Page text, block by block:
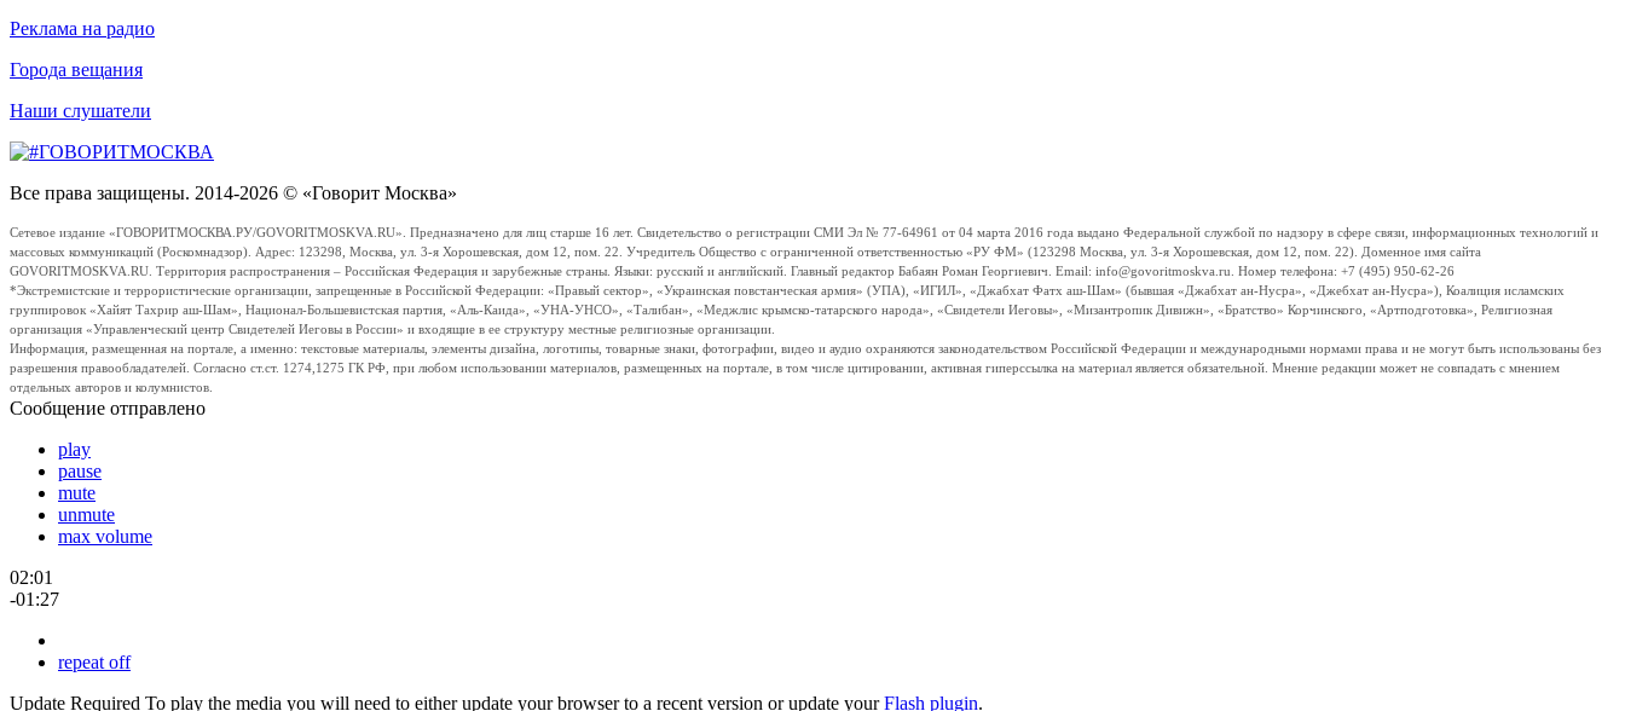
Реклама на радио
Города вещания
Наши слушатели
Все права защищены. 2014-2026 © «Говорит Москва»
Сетевое издание «ГОВОРИТМОСКВА.РУ/GOVORITMOSKVA.RU». Предназначено для лиц старше 16 лет. Свидетельство о регистрации СМИ Эл № 77-64961 от 04 марта 2016 года выдано Федеральной службой по надзору в сфере связи, информационных технологий и
массовых коммуникаций (Роскомнадзор). Адрес: 123298, Москва, ул. 3-я Хорошевская, дом 12, пом. 22. Учредитель Общество с ограниченной ответственностью «РУ ФМ» (123298 Москва, ул. 3-я Хорошевская, дом 12, пом. 22). Доменное имя сайта
GOVORITMOSKVA.RU. Территория распространения – Российская Федерация и зарубежные страны. Языки: русский и английский. Главный редактор Бабаян Роман Георгиевич. Email: info@govoritmoskva.ru. Номер телефона: +7 (495) 950-62-26
*Экстремистские и террористические организации, запрещенные в Российской Федерации: «Правый сектор», «Украинская повстанческая армия» (УПА), «ИГИЛ», «Джабхат Фатх аш-Шам» (бывшая «Джабхат ан-Нусра», «Джебхат ан-Нусра»), Коалиция исламских
группировок «Хайят Тахрир аш-Шам», Национал-Большевистская партия, «Аль-Каида», «УНА-УНСО», «Талибан», «Меджлис крымско-татарского народа», «Свидетели Иеговы», «Мизантропик Дивижн», «Братство» Корчинского, «Артподготовка», Религиозная
организация «Управленческий центр Свидетелей Иеговы в России» и входящие в ее структуру местные религиозные организации.
Информация, размещенная на портале, а именно: текстовые материалы, элементы дизайна, логотипы, товарные знаки, фотографии, видео и аудио охраняются законодательством Российской Федерации и международными нормами права и не могут быть использованы без
разрешения правообладателей. Согласно ст.ст. 1274,1275 ГК РФ, при любом использовании материалов, размещенных на портале, в том числе цитировании, активная гиперссылка на материал является обязательной. Мнение редакции может не совпадать с мнением
отдельных авторов и колумнистов.
Сообщение отправлено
play
pause
mute
unmute
max volume
02:01
-01:27
repeat off
Update Required To play the media you will need to either update your browser to a recent version or update yourFlash plugin.